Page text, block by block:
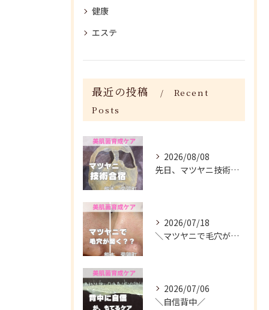
健康
エステ
最近の投稿
Recent
Posts
2026/08/08
先日、マツヤニ技術合宿に参加してきました✨
2026/07/18
＼マツヤニで毛穴が開く？／
2026/07/06
＼自信背中／